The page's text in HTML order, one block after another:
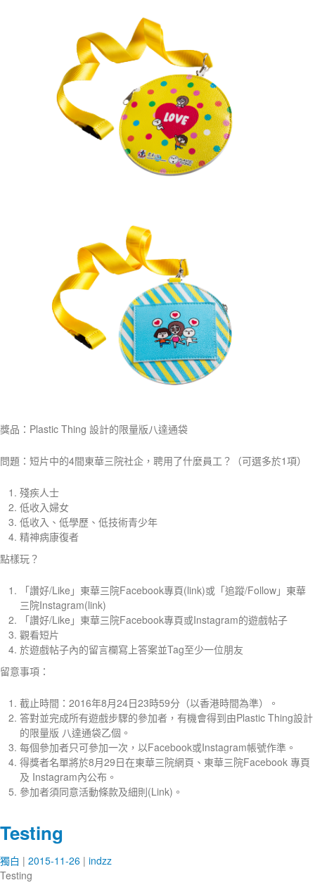
獎品：Plastic Thing 設計的限量版八達通袋
問題：短片中的4間東華三院社企，聘用了什麼員工？（可選多於1項）
殘疾人士
低收入婦女
低收入、低學歷、低技術青少年
精神病康復者
點樣玩？
「讚好/Like」東華三院Facebook專頁(link)或「追蹤/Follow」東華
三院Instagram(link)
「讚好/Like」東華三院Facebook專頁或Instagram的遊戲帖子
觀看短片
於遊戲帖子內的留言欄寫上答案並Tag至少一位朋友
留意事項：
截止時間：2016年8月24日23時59分（以香港時間為準）。
答對並完成所有遊戲步驟的參加者，有機會得到由Plastic Thing設計
的限量版 八達通袋乙個。
每個參加者只可參加一次，以Facebook或Instagram帳號作準。
得獎者名單將於8月29日在東華三院網頁、東華三院Facebook 專頁
及 Instagram內公布。
參加者須同意活動條款及細則(Link)。
Testing
獨白 2015-11-26
indzz
Testing